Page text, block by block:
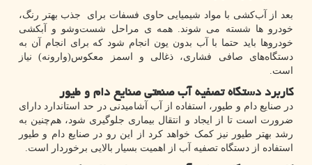
بعد از آب‌کشی با مواد شیمیایی حاوی فسفات برای جذب بهتر رنگ،
خودرو ها شسته می شوند. همه ی مراحل شست‌‌و‌شو و آبکشی
خودروها باید حتما با آب بدون یون انجام شود که برای انجام آن به
دستگاه‌های صافی فشاری، ذغالی و اسمز معکوس(وارونه) نیاز
است.
کاربرد دستگاه تصفیه آب صنعتی صنایع دام ‌و طیور
در صنایع دام و طیور، استفاده از آب آشامیدنی در حد استاندارد دارای
ضرورت است تا از ایجاد و انتقال بیماری جلوگیری شود، هم‌چنین به
رشد بهتر طیور نیز کمک خواهد کرد از این رو در صنایع دام و طیور
استفاده از دستگاه تصفیه آب از اهمیت بسیار بالایی برخوردار است.